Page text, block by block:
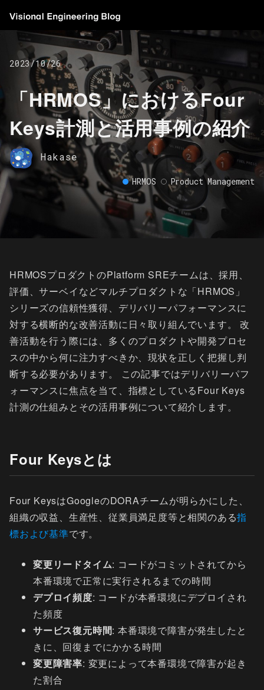
2023/10/26
「HRMOS」におけるFour
Keys計測と活用事例の紹介
Hakase
HRMOS Product Management
HRMOSプロダクトのPlatform SREチームは、採用、
評価、サーベイなどマルチプロダクトな「HRMOS」
シリーズの信頼性獲得、デリバリーパフォーマンスに
対する横断的な改善活動に日々取り組んでいます。 改
善活動を行う際には、多くのプロダクトや開発プロセ
スの中から何に注力すべきか、現状を正しく把握し判
断する必要があります。 この記事ではデリバリーパフ
ォーマンスに焦点を当て、指標としているFour Keys
計測の仕組みとその活用事例について紹介します。
Four Keysとは
Four KeysはGoogleのDORAチームが明らかにした、
組織の収益、生産性、従業員満足度等と相関のある指
標および基準です。
変更リードタイム: コードがコミットされてから
本番環境で正常に実行されるまでの時間
デプロイ頻度: コードが本番環境にデプロイされ
た頻度
サービス復元時間: 本番環境で障害が発生したと
きに、回復までにかかる時間
変更障害率: 変更によって本番環境で障害が起き
た割合